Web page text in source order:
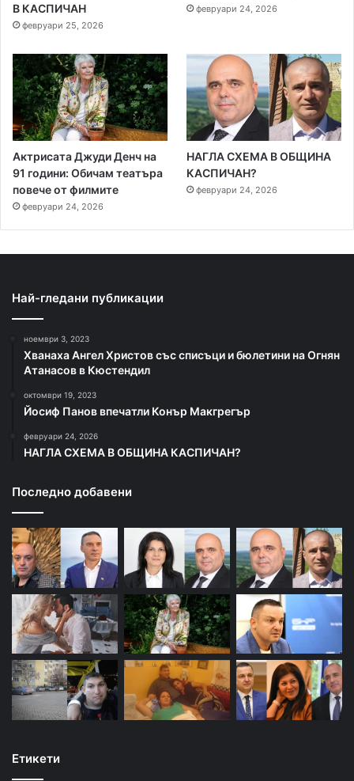
В КАСПИЧАН
февруари 25, 2026
февруари 24, 2026
Актрисата Джуди Денч на
91 години: Обичам театъра
повече от филмите
февруари 24, 2026
НАГЛА СХЕМА В ОБЩИНА
КАСПИЧАН?
февруари 24, 2026
Най-гледани публикации
ноември 3, 2023
Хванаха Ангел Христов със списъци и бюлетини на Огнян
Атанасов в Кюстендил
октомври 19, 2023
Йосиф Панов впечатли Конър Макгрегър
февруари 24, 2026
НАГЛА СХЕМА В ОБЩИНА КАСПИЧАН?
Последно добавени
Етикети